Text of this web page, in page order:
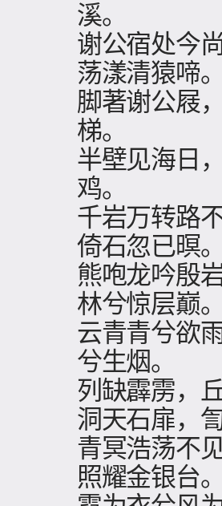
溪。
谢公宿处今
荡漾清猿啼。
脚著谢公屐
梯。
半壁见海日
鸡。
千岩万转路
倚石忽已暝。
熊咆龙吟殷
林兮惊层巅。
云青青兮欲
兮生烟。
列缺霹雳，
洞天石扉，
青冥浩荡不
照耀金银台。